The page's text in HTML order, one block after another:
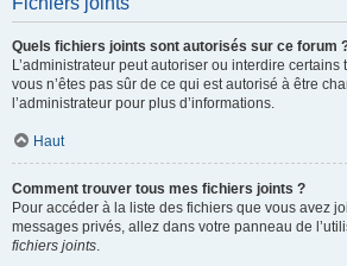
Quels fichiers joints sont autorisés sur ce forum
L’administrateur peut autoriser ou interdire certains
vous n’êtes pas sûr de ce qui est autorisé à être
l’administrateur pour plus d’informations.
Haut
Comment trouver tous mes fichiers joints ?
Pour accéder à la liste des fichiers que vous avez
messages privés, allez dans votre panneau de
fichiers joints.